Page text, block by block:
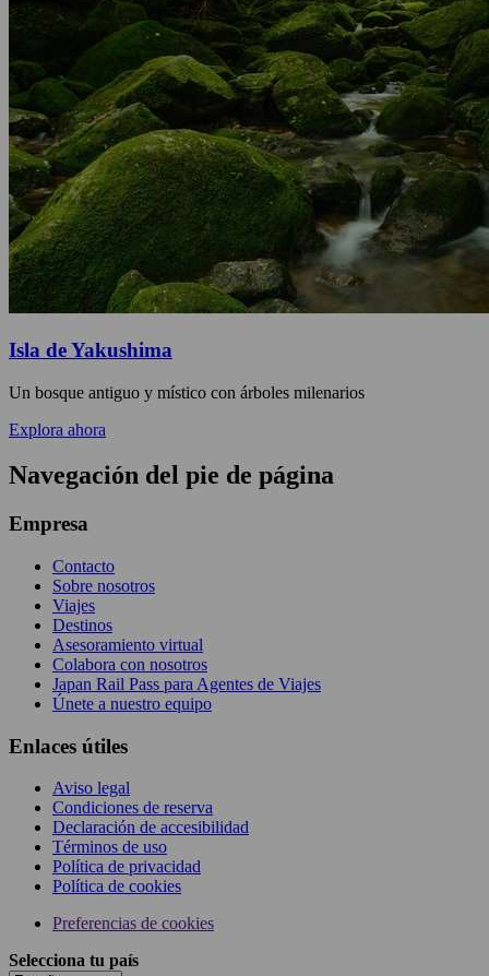
Isla de Yakushima
Un bosque antiguo y místico con árboles milenarios
Explora ahora
Navegación del pie de página
Empresa
Contacto
Sobre nosotros
Viajes
Destinos
Asesoramiento virtual
Colabora con nosotros
Japan Rail Pass para Agentes de Viajes
Únete a nuestro equipo
Enlaces útiles
Aviso legal
Condiciones de reserva
Declaración de accesibilidad
Términos de uso
Política de privacidad
Política de cookies
Preferencias de cookies
Selecciona tu país